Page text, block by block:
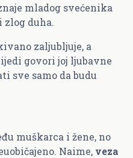
mladog svećenika
zlog duha.
zaljubljuje, a
govori joj ljubavne
sve samo da budu
muškarca i žene, no
Naime, veza